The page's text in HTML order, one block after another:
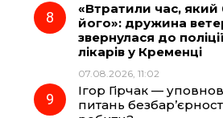
«Втратили час, який
його»: дружина
звернулася до
лікарів у Кременці
07.08.2026, 11:02
Ігор Гірчак —
питань